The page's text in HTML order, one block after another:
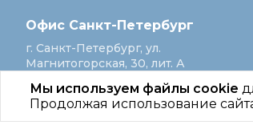
Мы используем файлы cookie
Продолжая использование
Офис Санкт‑Петербург
г. Санкт‑Петербург, ул.
Магнитогорская, 30, лит. А